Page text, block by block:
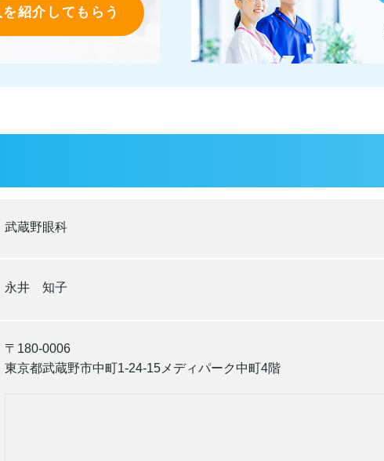
紹介してもらう
武蔵野眼科
永井 知子
〒180-0006
東京都武蔵野市中町1-24-15メディパーク中町4階